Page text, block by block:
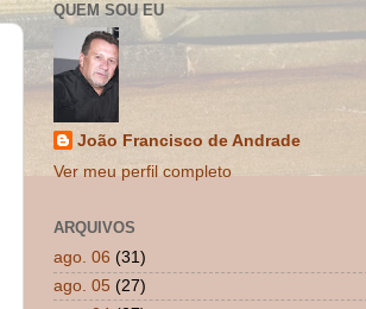
QUEM SOU EU
João Francisco de Andrade
Ver meu perfil completo
ARQUIVOS
ago. 06 (31)
ago. 05 (27)